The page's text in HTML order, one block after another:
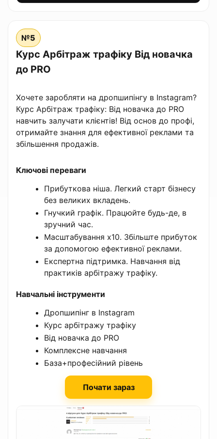
№5
Курс Арбітраж трафіку Від новачка
до PRO
Хочете заробляти на дропшипінгу в Instagram?
Курс Арбітраж трафіку: Від новачка до PRO
навчить залучати клієнтів! Від основ до профі,
отримайте знання для ефективної реклами та
збільшення продажів.
Ключові переваги
Прибуткова ніша. Легкий старт бізнесу
без великих вкладень.
Гнучкий графік. Працюйте будь-де, в
зручний час.
Масштабування x10. Збільште прибуток
за допомогою ефективної реклами.
Експертна підтримка. Навчання від
практиків арбітражу трафіку.
Навчальні інструменти
Дропшипінг в Instagram
Курс арбітражу трафіку
Від новачка до PRO
Комплексне навчання
База+професійний рівень
Почати зараз